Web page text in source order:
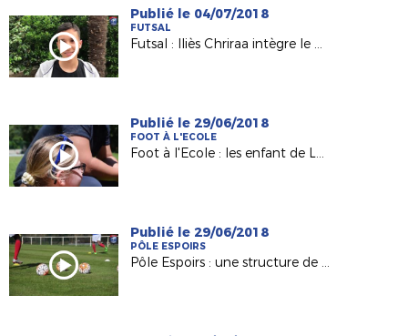
Publié le 04/07/2018
FUTSAL
Futsal : Iliès Chriraa intègre le premier Pôle France à Lyon
Publié le 29/06/2018
FOOT À L'ECOLE
Foot à l'Ecole : les enfant de Landeronde Fiers d'Être Bleus
Publié le 29/06/2018
PÔLE ESPOIRS
Pôle Espoirs : une structure de qualité pour nos jeunes !